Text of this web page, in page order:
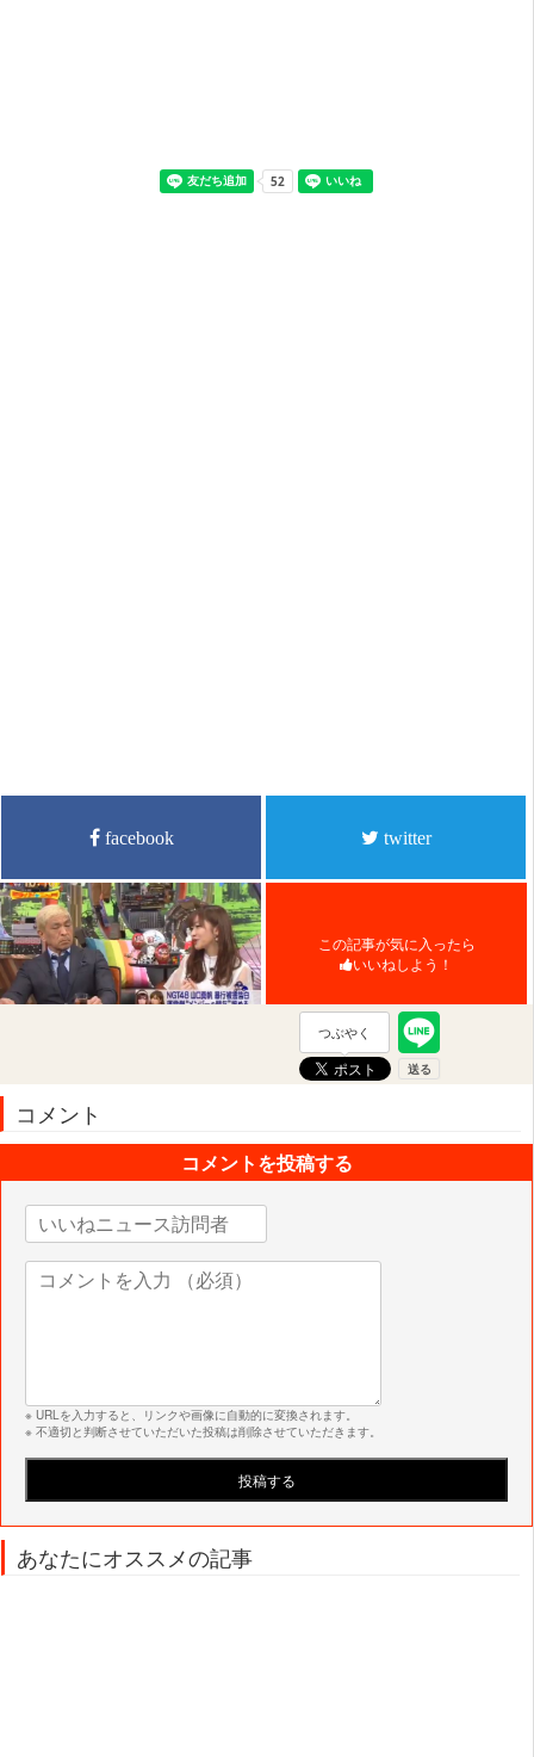
facebook twitter
この記事が気に入ったら
いいねしよう！
つぶやく
コメント
コメントを投稿する
※ URLを入力すると、リンクや画像に自動的に変換されます。
※ 不適切と判断させていただいた投稿は削除させていただきます。
あなたにオススメの記事